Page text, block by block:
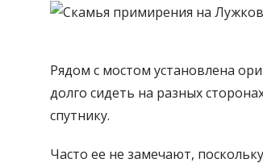
Рядом с мостом установлена
долго сидеть на разных
спутнику.
Часто ее не замечают,